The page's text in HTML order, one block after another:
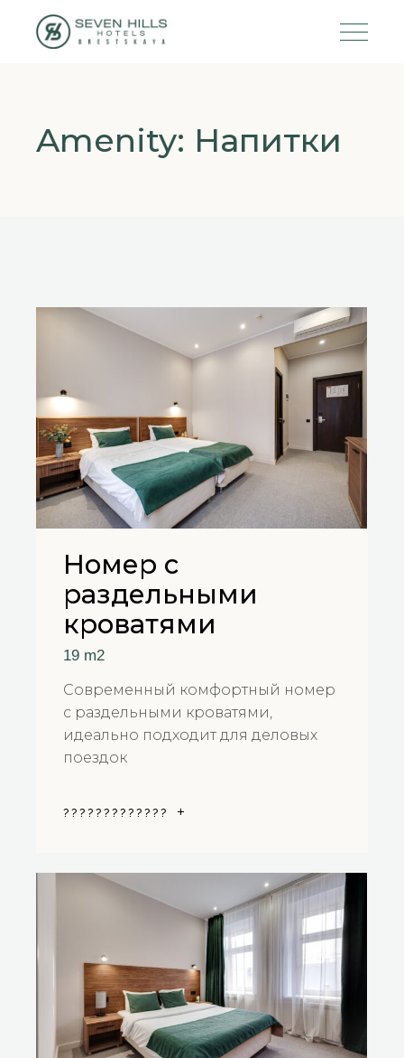
Amenity: Напитки
Номер с
раздельными
кроватями
19 m2
Современный комфортный номер
с раздельными кроватями,
идеально подходит для деловых
поездок
?????????????